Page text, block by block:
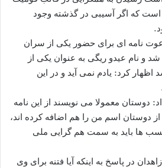
که اگر آسیبی در گذشته وجود
نامه ای برای حضور یکی از سران
سال 92 منتشر شد و نام عیدو ریگی به عنوان یکی از
کرد: یادم نمی آید و در این
دوستان معمولا می نویسند از این نامه
دوستان اسم من را هم اضافه کرده اند،
ها باید به سمت هم گرایی ملی
در پاسخ به اینکه آیا فتنه برای وی